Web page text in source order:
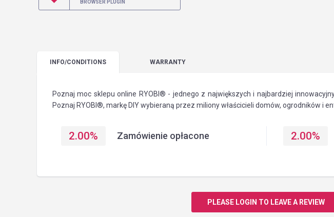
BROWSER PLUGIN
INFO/CONDITIONS WARRANTY
Poznaj moc sklepu online RYOBI® - jednego z największych i najbardziej
Poznaj RYOBI®, markę DIY wybieraną przez miliony właścicieli domów, ogrodników i
2.00% Zamówienie opłacone 2.00%
PLEASE LOGIN TO LEAVE A REVIEW